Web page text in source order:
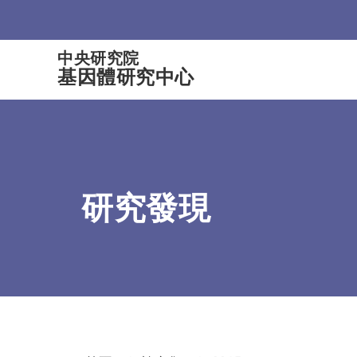
中央研究院
基因體研究中心
研究發現